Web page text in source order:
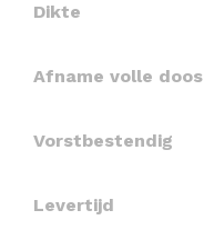
Dikte
Afname volle doos
Vorstbestendig
Levertijd